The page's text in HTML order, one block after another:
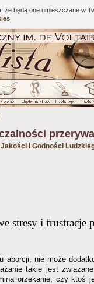
będą one umieszczane w
i Godności
stresy i frustracje
aborcji, nie może
takie jest
orzekanie, czy ktoś